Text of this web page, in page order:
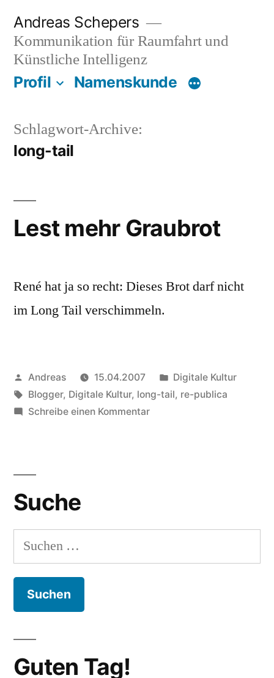
Inhalt
springen
Andreas Schepers
Kommunikation für Raumfahrt und
Künstliche Intelligenz
Profil Namenskunde
Schlagwort-Archive:
long-tail
Lest mehr Graubrot
René hat ja so recht: Dieses Brot darf nicht
im Long Tail verschimmeln.
Veröffentlicht
von
Andreas 15.04.2007
Veröffentlicht
in
Digitale Kultur
Schlagwörter:
Blogger, Digitale Kultur, long-tail, re-publica
Schreibe einen Kommentarzu
Suche
Suchen
nach:
Guten Tag!